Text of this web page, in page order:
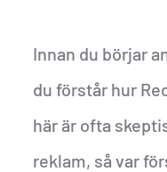
Innan du börjar
du förstår hur
här är ofta
reklam, så var